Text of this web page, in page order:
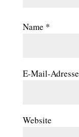
Name *
E-Mail-Adresse
Website